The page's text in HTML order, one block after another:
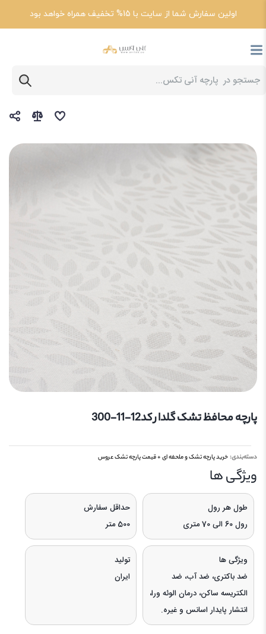
اولین سفارش شما از سایت با 15% تخفیف همراه خواهد بود
پارچه آنی تکس خرید پارچه تشک و ملحفه ای + قیمت پارچه تشک عروس
پارچه محافظ تشک گلدار کد12-11-300
دسته‌بندی:خرید پارچه تشک و ملحفه ای + قیمت پارچه تشک عروس
ویژگی‌ ها
طول هر رول
رول 60 الی 70 متری
حداقل سفارش
500 متر
ویژگی ها
ضد باکتری، ضد آب، ضد
الکتریسه ساکن، درمان الوئه ورا،
انتشار پایدار اسانس و غیره.
تولید
ایران